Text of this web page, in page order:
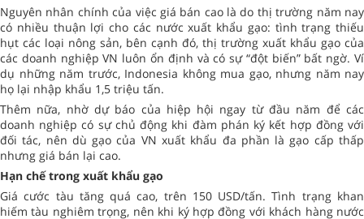
Nguyên nhân chính của việc giá bán cao là do thị trường năm nay
có nhiều thuận lợi cho các nước xuất khẩu gạo: tình trạng thiếu
hụt các loại nông sản, bên cạnh đó, thị trường xuất khẩu gạo của
các doanh nghiệp VN luôn ổn định và có sự “đột biến” bất ngờ. Ví
dụ những năm trước, Indonesia không mua gạo, nhưng năm nay
họ lại nhập khẩu 1,5 triệu tấn.
Thêm nữa, nhờ dự báo của hiệp hội ngay từ đầu năm để các
doanh nghiệp có sự chủ động khi đàm phán ký kết hợp đồng với
đối tác, nên dù gạo của VN xuất khẩu đa phần là gạo cấp thấp
nhưng giá bán lại cao.
Hạn chế trong xuất khẩu gạo
Giá cước tàu tăng quá cao, trên 150 USD/tấn. Tình trạng khan
hiếm tàu nghiêm trọng, nên khi ký hợp đồng với khách hàng nước